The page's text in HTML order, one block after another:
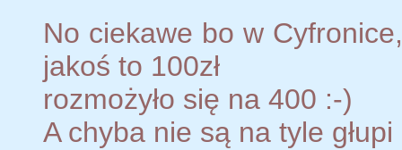
No ciekawe bo w
jakoś to 100zł
rozmożyło się na 400 :-)
A chyba nie są na tyle